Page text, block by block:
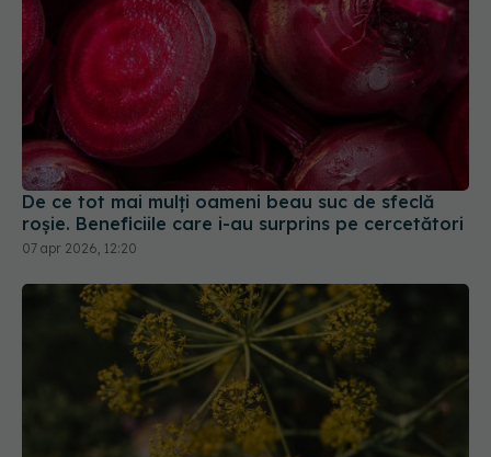
De ce tot mai mulți oameni beau suc de sfeclă
roșie. Beneficiile care i-au surprins pe cercetători
07 apr 2026, 12:20